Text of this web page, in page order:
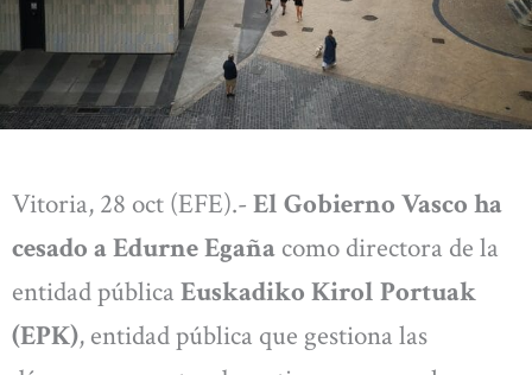
Vitoria, 28 oct (EFE).- El Gobierno Vasco ha
cesado a Edurne Egaña como directora de la
entidad pública Euskadiko Kirol Portuak
(EPK), entidad pública que gestiona las